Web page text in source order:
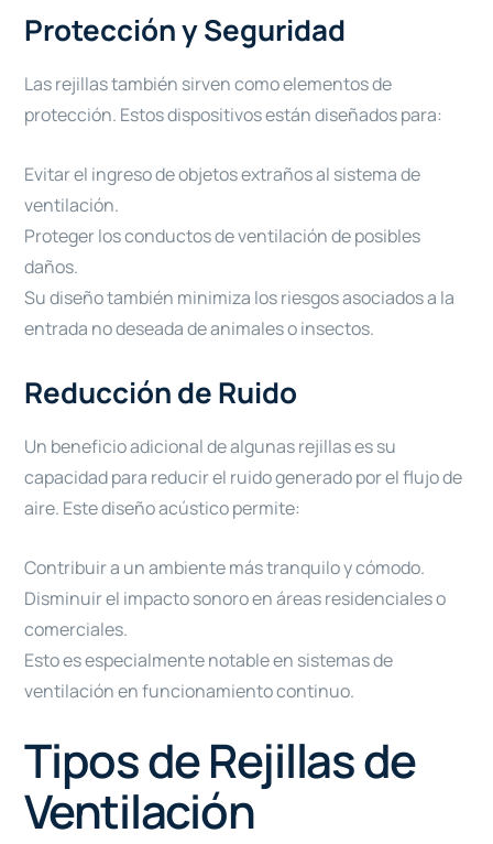
Protección y Seguridad
Las rejillas también sirven como elementos de
protección. Estos dispositivos están diseñados para:
Evitar el ingreso de objetos extraños al sistema de
ventilación.
Proteger los conductos de ventilación de posibles
daños.
Su diseño también minimiza los riesgos asociados a la
entrada no deseada de animales o insectos.
Reducción de Ruido
Un beneficio adicional de algunas rejillas es su
capacidad para reducir el ruido generado por el flujo de
aire. Este diseño acústico permite:
Contribuir a un ambiente más tranquilo y cómodo.
Disminuir el impacto sonoro en áreas residenciales o
comerciales.
Esto es especialmente notable en sistemas de
ventilación en funcionamiento continuo.
Tipos de Rejillas de
Ventilación